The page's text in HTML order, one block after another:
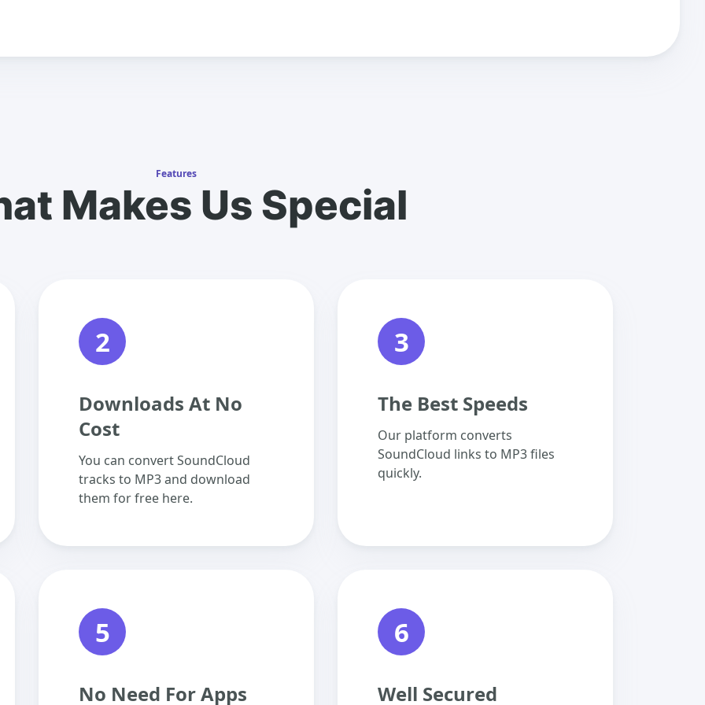
Features
Makes Us Special
2
Downloads At No
Cost
You can convert SoundCloud
tracks to MP3 and download
them for free here.
3
The Best Speeds
Our platform converts
SoundCloud links to MP3 files
quickly.
5
No Need For Apps
6
Well Secured